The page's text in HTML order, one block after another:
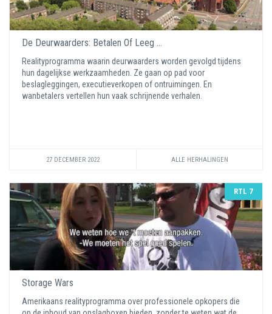
De Deurwaarders: Betalen Of Leeg ...
Realityprogramma waarin deurwaarders worden gevolgd tijdens
hun dagelijkse werkzaamheden. Ze gaan op pad voor
beslagleggingen, executieverkopen of ontruimingen. En
wanbetalers vertellen hun vaak schrijnende verhalen.
27 DECEMBER 2022 ALLE HERHALINGEN
RTL 7
Storage Wars
Amerikaans realityprogramma over professionele opkopers die